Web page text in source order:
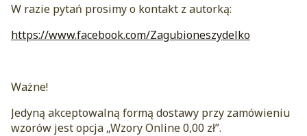
W razie pytań prosimy o kontakt z autorką:
https://www.facebook.com/Zagubioneszydelko
Ważne!
Jedyną akceptowalną formą dostawy przy zamówieniu
wzorów jest opcja „Wzory Online 0,00 zł”.